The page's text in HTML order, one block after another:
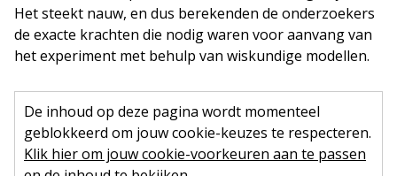
Het steekt nauw, en dus berekenden de onderzoekers
de exacte krachten die nodig waren voor aanvang van
het experiment met behulp van wiskundige modellen.
De inhoud op deze pagina wordt momenteel
geblokkeerd om jouw cookie-keuzes te respecteren.
Klik hier om jouw cookie-voorkeuren aan te passen